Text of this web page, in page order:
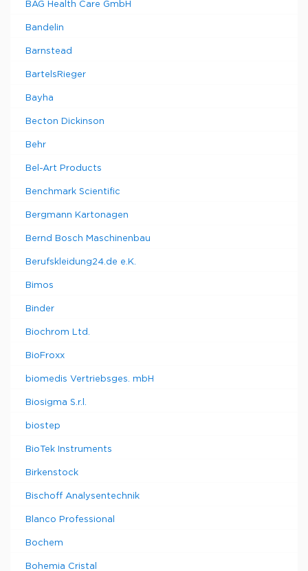
BAG Health Care GmbH
Bandelin
Barnstead
BartelsRieger
Bayha
Becton Dickinson
Behr
Bel-Art Products
Benchmark Scientific
Bergmann Kartonagen
Bernd Bosch Maschinenbau
Berufskleidung24.de e.K.
Bimos
Binder
Biochrom Ltd.
BioFroxx
biomedis Vertriebsges. mbH
Biosigma S.r.l.
biostep
BioTek Instruments
Birkenstock
Bischoff Analysentechnik
Blanco Professional
Bochem
Bohemia Cristal